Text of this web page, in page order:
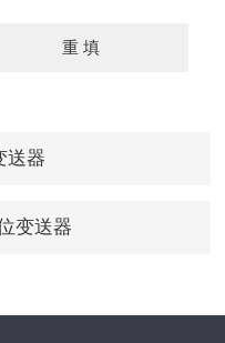
送器
变送器